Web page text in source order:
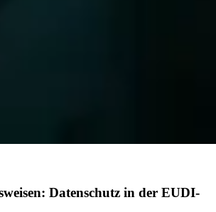
Datenschutz in der EUDI-